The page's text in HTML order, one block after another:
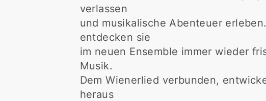
verlassen
und musikalische Abenteuer
entdecken sie
im neuen Ensemble immer wieder
Musik.
Dem Wienerlied verbunden,
heraus